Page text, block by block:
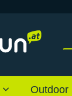
Outdoor